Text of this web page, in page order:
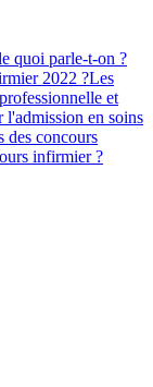
quoi parle-t-on ?
2022 ?Les
et
l'admission en soins
des concours
infirmier ?